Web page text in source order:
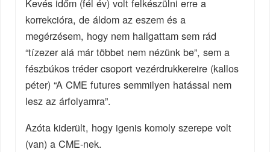
korrekcióra, de áldom az eszem és a
megérzésem, hogy nem hallgattam sem rád
“tízezer alá már többet nem nézünk be”, sem a
fészbúkos tréder csoport vezérdrukkereire (kallos
péter) “A CME futures semmilyen hatással nem
lesz az árfolyamra”.
Azóta kiderült, hogy igenis komoly szerepe volt
(van) a CME-nek.